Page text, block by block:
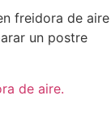
freidora de aire
un postre